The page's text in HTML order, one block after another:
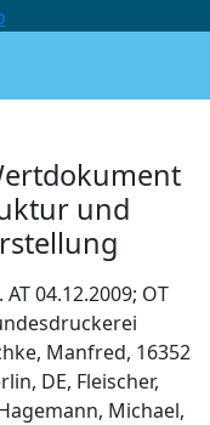
und
04.12.2009; OT
Manfred, 16352
DE, Fleischer,
Michael,